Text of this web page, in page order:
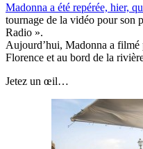
Madonna a été repérée, hier,
tournage de la vidéo pour son
Radio ».
Aujourd’hui, Madonna a filmé
Florence et au bord de la
Jetez un œil…